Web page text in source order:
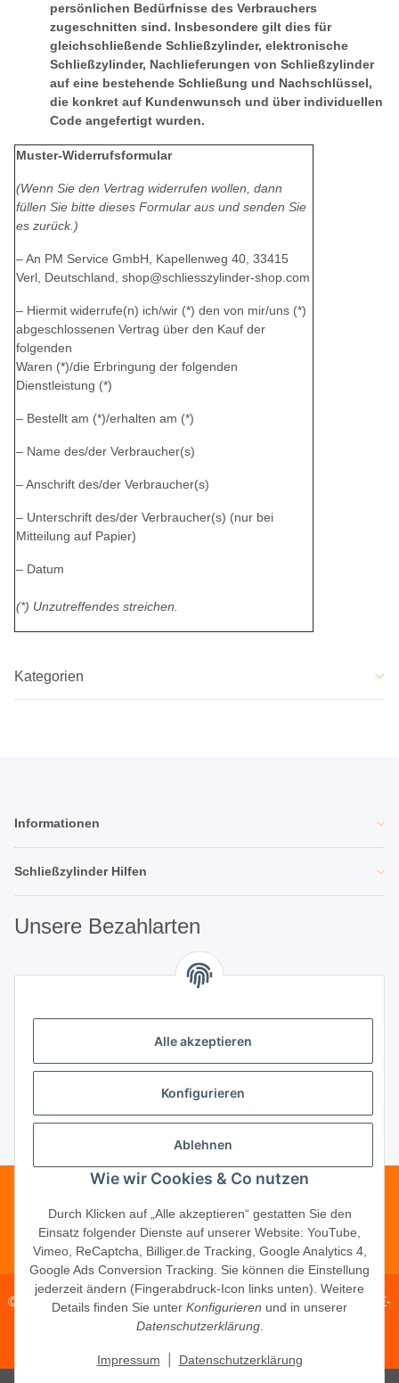
persönlichen Bedürfnisse des Verbrauchers
zugeschnitten sind. Insbesondere gilt dies für
gleichschließende Schließzylinder, elektronische
Schließzylinder, Nachlieferungen von Schließzylinder
auf eine bestehende Schließung und Nachschlüssel,
die konkret auf Kundenwunsch und über individuellen
Code angefertigt wurden.
Muster-Widerrufsformular
(Wenn Sie den Vertrag widerrufen wollen, dann
füllen Sie bitte dieses Formular aus und senden Sie
es zurück.)
– An PM Service GmbH, Kapellenweg 40, 33415
Verl, Deutschland, shop@schliesszylinder-shop.com
– Hiermit widerrufe(n) ich/wir (*) den von mir/uns (*)
abgeschlossenen Vertrag über den Kauf der
folgenden
Waren (*)/die Erbringung der folgenden
Dienstleistung (*)
– Bestellt am (*)/erhalten am (*)
– Name des/der Verbraucher(s)
– Anschrift des/der Verbraucher(s)
– Unterschrift des/der Verbraucher(s) (nur bei
Mitteilung auf Papier)
– Datum
(*) Unzutreffendes streichen.
Kategorien
Informationen
Schließzylinder Hilfen
Unsere Bezahlarten
Unsere Partner
Unternehmen
Vertrag widerrufen
Telefonische Beratung?·+49 (0) 5246
83817-16
© 2026 · PM Service GmbH
· Kapellenweg 40 · D-33415 Verl · E-
shop@schliesszylinder-shop.com·www.schliesszylinder-
Alle akzeptieren
Konfigurieren
Ablehnen
Wie wir Cookies & Co nutzen
Durch Klicken auf „Alle akzeptieren“ gestatten Sie den
Einsatz folgender Dienste auf unserer Website: YouTube,
Vimeo, ReCaptcha, Billiger.de Tracking, Google Analytics 4,
Google Ads Conversion Tracking. Sie können die Einstellung
jederzeit ändern (Fingerabdruck-Icon links unten). Weitere
Details finden Sie unter Konfigurieren und in unserer
Datenschutzerklärung.
Impressum Datenschutzerklärung